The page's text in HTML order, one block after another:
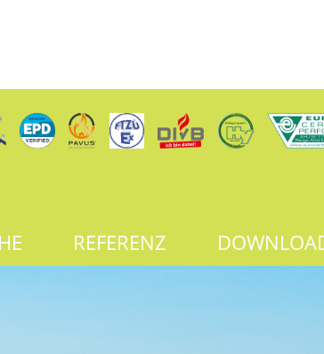
REFERENZ